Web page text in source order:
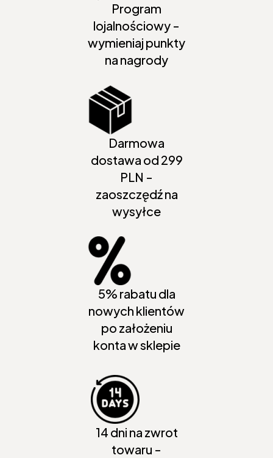
Program
lojalnościowy -
wymieniaj punkty
na nagrody
Darmowa
dostawa od 299
PLN -
zaoszczędź na
wysyłce
5% rabatu dla
nowych klientów
po założeniu
konta w sklepie
14 dni na zwrot
towaru -